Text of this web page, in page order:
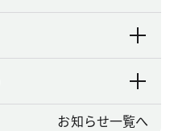
お知らせ一覧へ